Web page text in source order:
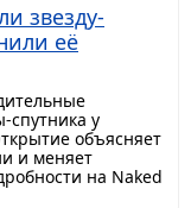
звезду-
её
спутника у
объясняет
и меняет
на Naked